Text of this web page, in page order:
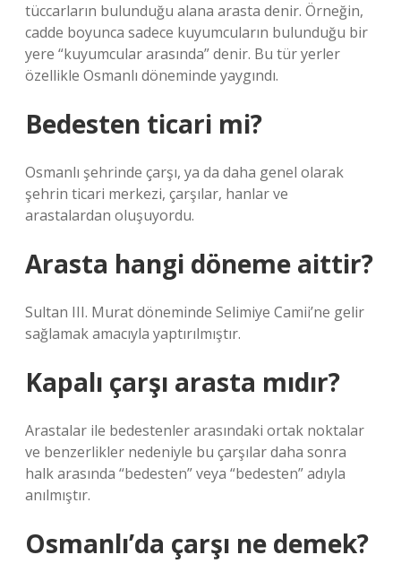
tüccarların bulunduğu alana arasta denir. Örneğin,
cadde boyunca sadece kuyumcuların bulunduğu bir
yere “kuyumcular arasında” denir. Bu tür yerler
özellikle Osmanlı döneminde yaygındı.
Bedesten ticari mi?
Osmanlı şehrinde çarşı, ya da daha genel olarak
şehrin ticari merkezi, çarşılar, hanlar ve
arastalardan oluşuyordu.
Arasta hangi döneme aittir?
Sultan III. Murat döneminde Selimiye Camii’ne gelir
sağlamak amacıyla yaptırılmıştır.
Kapalı çarşı arasta mıdır?
Arastalar ile bedestenler arasındaki ortak noktalar
ve benzerlikler nedeniyle bu çarşılar daha sonra
halk arasında “bedesten” veya “bedesten” adıyla
anılmıştır.
Osmanlı’da çarşı ne demek?